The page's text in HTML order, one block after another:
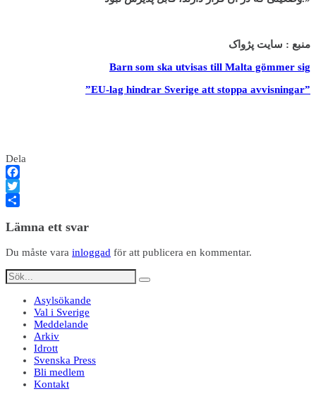
منبع : سايت پژواک
Barn som ska utvisas till Malta gömmer sig
”EU-lag hindrar Sverige att stoppa avvisningar”
Dela
Facebook
Twitter
Lämna ett svar
Du måste vara inloggad för att publicera en kommentar.
Asylsökande
Val i Sverige
Meddelande
Arkiv
Idrott
Svenska Press
Bli medlem
Kontakt